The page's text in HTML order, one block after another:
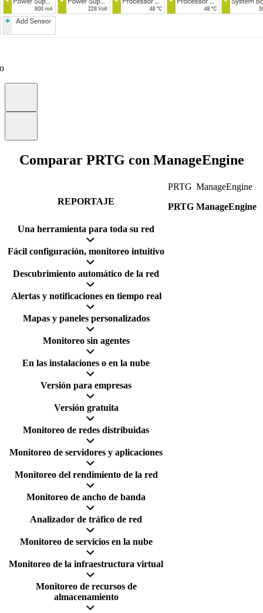
Comparar PRTG con ManageEngine
REPORTAJE
PRTG
PRTG
ManageEngine
ManageEngine
Una herramienta para toda su red
Fácil configuración, monitoreo intuitivo
Descubrimiento automático de la red
Alertas y notificaciones en tiempo real
Mapas y paneles personalizados
Monitoreo sin agentes
En las instalaciones o en la nube
Versión para empresas
Versión gratuita
Monitoreo de redes distribuidas
Monitoreo de servidores y aplicaciones
Monitoreo del rendimiento de la red
Monitoreo de ancho de banda
Analizador de tráfico de red
Monitoreo de servicios en la nube
Monitoreo de la infraestructura virtual
Monitoreo de recursos de
almacenamiento